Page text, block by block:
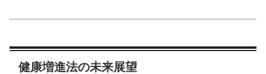
健康増進法の未来展望